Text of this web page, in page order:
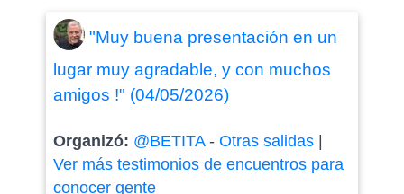
"Muy buena presentación en un
lugar muy agradable, y con muchos
amigos !" (04/05/2026)
Organizó: @BETITA- Otras salidas|
Ver más testimonios de encuentros para
conocer gente